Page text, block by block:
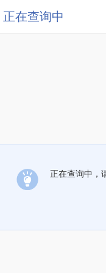
正在查询中
正在查询中，